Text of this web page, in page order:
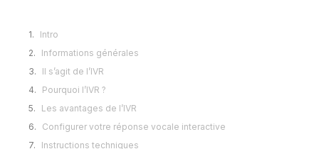
Intro
Informations générales
Il s’agit de l’IVR
Pourquoi l’IVR ?
Les avantages de l’IVR
Configurer votre réponse vocale interactive
Instructions techniques